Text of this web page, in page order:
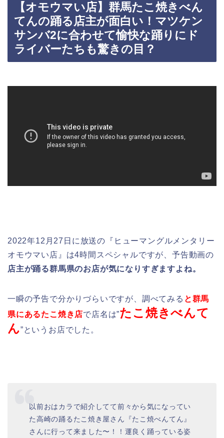
【オモウマい店】群馬たこ焼きべん
てんの踊る店主が面白い！マツケン
サンバ2に合わせて愉快な踊りにド
ライバーたちも驚きの目？
2022年12月27日に放送の『ヒューマングルメンタリー
オモウマい店』は4時間スペシャルですが、予告動画の
店主が踊る群馬県のお店が気になりすぎますよね。
一瞬の予告で分かりづらいですが、調べてみる と群馬
県にあるたこ焼き店で店名は”たこ焼きべんて
ん”というお店でした。
以前おはカラで紹介してて前々から気になってい
た高崎の踊るたこ焼き屋さん『たこ焼べんてん』
さんに行って来ました〜！！運良く踊っている姿